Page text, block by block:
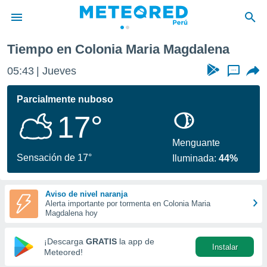
de
ha sido
que se
calidad.
a este
las
y
forma
digital
basada
Tiempo en Colonia Maria Magdalena
05:43 Jueves ...
Parcialmente nuboso
17°
Sensación de 17°
Menguante
Iluminada:44%
Aviso de nivel naranja
Alerta importante por tormenta en Colonia Maria
Magdalena hoy
¡Descarga GRATIS la app de
Meteored!
Instalar